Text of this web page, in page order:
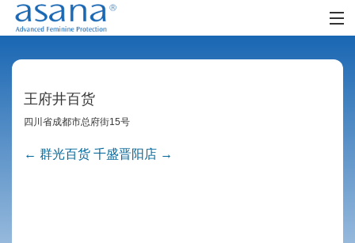
阿莎娜女孩
零售网点
王府井百货
四川省成都市总府街15号
Post navigation
← 群光百货 千盛晋阳店 →